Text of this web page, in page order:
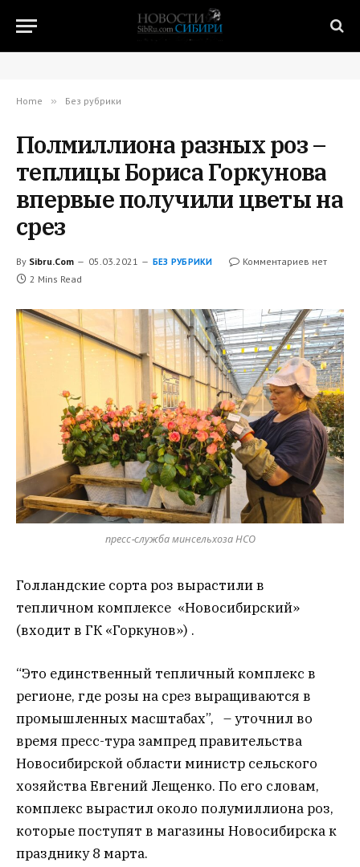
Home » Без рубрики
Полмиллиона разных роз –
теплицы Бориса Горкунова
впервые получили цветы на
срез
By Sibru.Com 05.03.2021 БЕЗ РУБРИКИ
Комментариев нет
2 Mins Read
пресс-служба минсельхоза НСО
Голландские сорта роз вырастили в
тепличном комплексе «Новосибирский»
(входит в ГК «Горкунов») .
“Это единственный тепличный комплекс в
регионе, где розы на срез выращиваются в
промышленных масштабах”, – уточнил во
время пресс-тура зампред правительства
Новосибирской области министр сельского
хозяйства Евгений Лещенко. По его словам,
комплекс вырастил около полумиллиона роз,
которые поступят в магазины Новосибирска к
празднику 8 марта.